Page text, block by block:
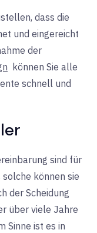
dass die
und eingereicht
der
können Sie alle
schnell und
sind für
können sie
der Scheidung
über viele Jahre
Sinne ist es in